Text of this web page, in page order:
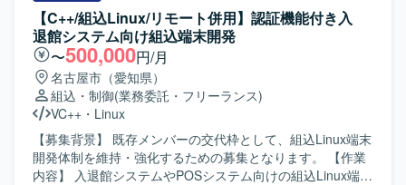
ーションを取りながら協調して作業を進められる方を求め
ております。自ら課題を見つけ主体的に行動しながら品質
向上に取り組んでいただける方が望ましいです。 【ポジシ
ョンの魅力】 情報家電向けのプロダクト開発に携わること
で、ユーザーに近い領域での開発経験を積むことができま
す。C/C++を用いた開発スキルに加え、リアルタイム通信や
Audio処理などの知識を身に付ける機会があります。 【開発
環境】 C/C++、Visual Studio、GitHub（Git）などを用いた
開発環境となります。
【C++/組込Linux/リモート併用】認証機能付き入
退館システム向け組込端末開発
〜500,000円/月
名古屋市（愛知県）
組込・制御(業務委託・フリーランス)
VC++ ・ Linux
【募集背景】 既存メンバーの交代枠として、組込Linux端末
開発体制を維持・強化するための募集となります。 【作業
内容】 入退館システムやPOSシステム向けの組込Linux端末